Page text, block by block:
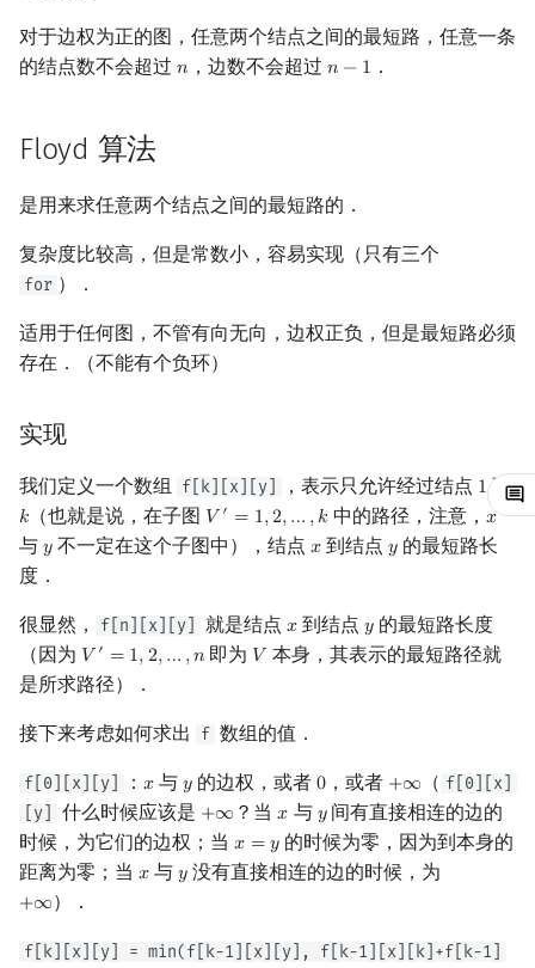
最小表示法
Main–Lorentz 算法
离散对数
狄利克雷卷积
莫比乌斯反演
杜教筛
洲阁筛
类欧几里德算法
Meissel–Lehmer 算法
二次域
Pell 方程
数值算法
杨氏矩阵
拟阵
Berlekamp–Massey 算法
K-D Tree
析合树
PQ 树
手指树
霍夫曼树
输出方案
参考资料与注释
空间优化简介
对于边权为正的图，任意两个结点之间的最短路，任意一条
的结点数不会超过 𝑛
n ，边数不会超过 𝑛 − 1
n−1 ．
Floyd 算法
是用来求任意两个结点之间的最短路的．
复杂度比较高，但是常数小，容易实现（只有三个
for ）．
适用于任何图，不管有向无向，边权正负，但是最短路必须
存在．（不能有个负环）
实现
我们定义一个数组 f[k][x][y] ，表示只允许经过结点 1
1到
𝑘
k （也就是说，在子图 𝑉 ′ = 1,2,… ,𝑘
V′ = 1,2 ,…,k 中的路径，注意， 𝑥
x
与 𝑦
y不一定在这个子图中），结点 𝑥
x到结点 𝑦
y的最短路长
度．
很显然， f[n][x][y] 就是结点 𝑥
x 到结点𝑦
y的最短路长度
（因为 𝑉 ′ = 1,2,… ,𝑛
V′ = 1,2 ,… ,n 即为 𝑉
V 本身，其表示的最短路径就
是所求路径）．
接下来考虑如何求出 f 数组的值．
f[0][x][y] ： 𝑥
x 与𝑦
y的边权，或者 0
0，或者 +∞
+∞ （ f[0][x]
[y]
什么时候应该是 +∞
+∞ ？当𝑥
x 与 𝑦
y间有直接相连的边的
时候，为它们的边权；当 𝑥 = 𝑦
x=y
的时候为零，因为到本身的
距离为零；当 𝑥
x 与𝑦
y没有直接相连的边的时候，为
+∞
+∞ ）．
f[k][x][y] = min(f[k-1][x][y], f[k-1][x][k]+f[k-1]